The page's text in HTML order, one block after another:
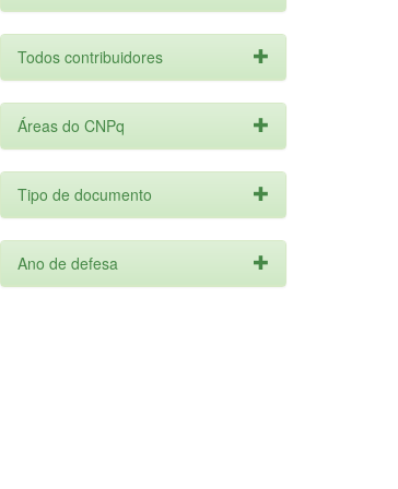
Todos contribuidores
Áreas do CNPq
Tipo de documento
Ano de defesa